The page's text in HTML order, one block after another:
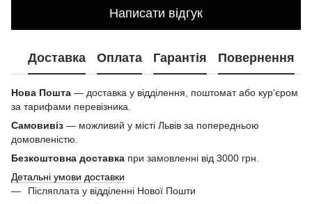
Написати відгук
Доставка Оплата Гарантія Повернення
Нова Пошта — доставка у відділення, поштомат або кур'єром
за тарифами перевізника.
Самовивіз — можливий у місті Львів за попередньою
домовленістю.
Безкоштовна доставка при замовленні від 3000 грн.
Детальні умови доставки
Післяплата у відділенні Нової Пошти